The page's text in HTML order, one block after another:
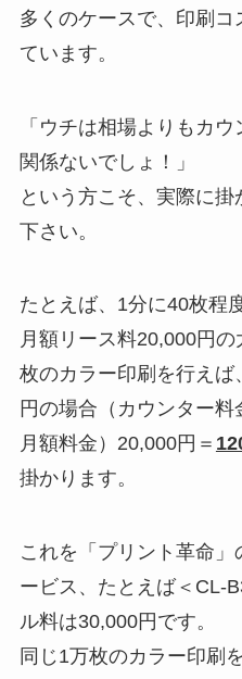
多くのケースで、印刷コ
ています。
「ウチは相場よりもカ
関係ないでしょ！」
という方こそ、実際に
下さい。
たとえば、1分に40枚程
月額リース料20,000円
枚のカラー印刷を行え
円の場合（カウンター
月額料金）20,000円＝
掛かります。
これを「プリント革命
ービス、たとえば＜CL-
ル料は30,000円です。
同じ1万枚のカラー印刷